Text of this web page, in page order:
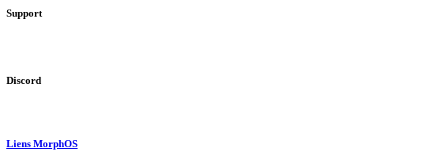
Support
Discord
Liens MorphOS